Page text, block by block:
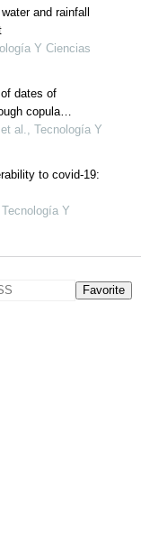
and rainfall
Y Ciencias
dates of
copula
al., Tecnología Y
to covid-19:
Y
Favorite